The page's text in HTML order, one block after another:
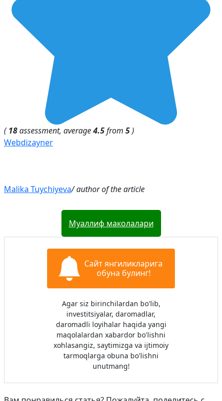
(18assessment, average4.5from 5)
Webdizayner
Malika Tuychiyeva/ author of the article
Муаллиф маколалари
Сайт янгиликларига
обуна булинг!
Agar siz birinchilardan bo'lib,
investitsiyalar, daromadlar,
daromadli loyihalar haqida yangi
maqolalardan xabardor bo'lishni
xohlasangiz, saytimizga va ijtimoiy
tarmoqlarga obuna bo'lishni
unutmang!